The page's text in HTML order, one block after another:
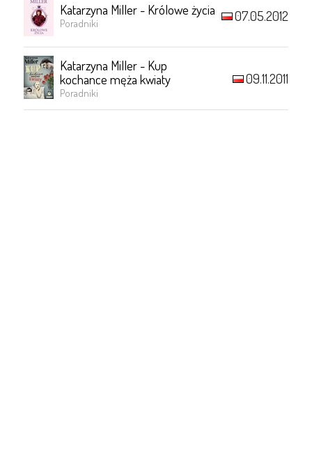
Katarzyna Miller - Królowe życia
Poradniki 07.05.2012
Katarzyna Miller - Kup
kochance męża kwiaty
Poradniki
09.11.2011